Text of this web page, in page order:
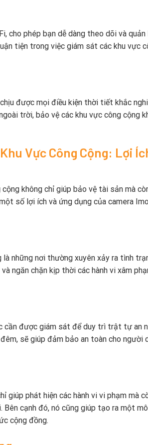
cho phép bạn dễ dàng theo dõi và
tiện trong việc giám sát các khu vực
được mọi điều kiện thời tiết khắc
trời, bảo vệ các khu vực công cộng
Vực Công Cộng: Lợi
không chỉ giúp bảo vệ tài sản mà
số lợi ích và ứng dụng của camera
là những nơi thường xuyên xảy ra tình
ngăn chặn kịp thời các hành vi xâm
cần được giám sát để duy trì trật tự an
sẽ giúp đảm bảo an toàn cho người
phát hiện các hành vi vi phạm mà
cạnh đó, nó cũng giúp tạo ra một
cộng đồng.